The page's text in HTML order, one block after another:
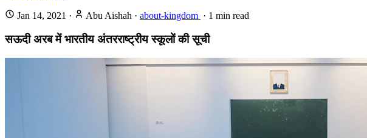
Jan 14, 2021 · Abu Aishah · about-kingdom · 1 min read
सऊदी अरब में भारतीय अंतरराष्ट्रीय स्कूलों की सूची